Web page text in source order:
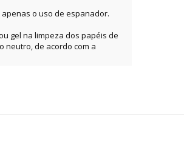
o uso de espanador.
gel na limpeza dos papéis de
neutro, de acordo com a